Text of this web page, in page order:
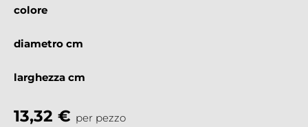
13,32 € per pezzo
colore
diametro cm
larghezza cm